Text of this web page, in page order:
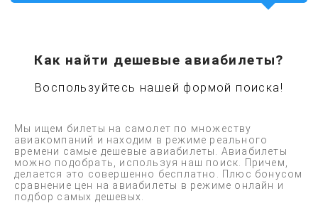
Как найти дешевые авиабилеты?
Воспользуйтесь нашей формой поиска!
Мы ищем билеты на самолет по множеству
авиакомпаний и находим в режиме реального
времени самые дешевые авиабилеты. Авиабилеты
можно подобрать, используя наш поиск. Причем,
делается это совершенно бесплатно. Плюс бонусом
сравнение цен на авиабилеты в режиме онлайн и
подбор самых дешевых.